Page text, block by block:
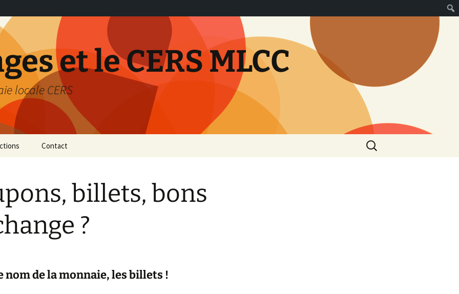
et le CERS MLCC
locale CERS
monnaie
& actions
Contact
Rechercher :
billets, bons
?
nom de la monnaie, les billets !